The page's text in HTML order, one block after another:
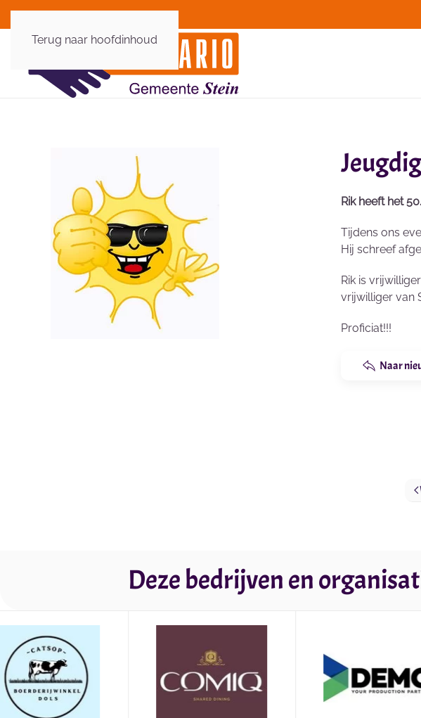
Terug naar hoofdinhoud
Rik heeft het
Tijdens ons
Hij schreef
Rik is
vrijwilliger van
Proficiat!!!
Naar
Deze bedrijven en